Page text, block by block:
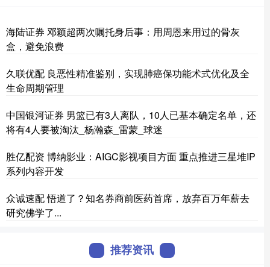
海陆证券 邓颖超两次嘱托身后事：用周恩来用过的骨灰
盒，避免浪费
久联优配 良恶性精准鉴别，实现肺癌保功能术式优化及全
生命周期管理
中国银河证券 男篮已有3人离队，10人已基本确定名单，还
将有4人要被淘汰_杨瀚森_雷蒙_球迷
胜亿配资 博纳影业：AIGC影视项目方面 重点推进三星堆IP
系列内容开发
众诚速配 悟道了？知名券商前医药首席，放弃百万年薪去
研究佛学了...
推荐资讯